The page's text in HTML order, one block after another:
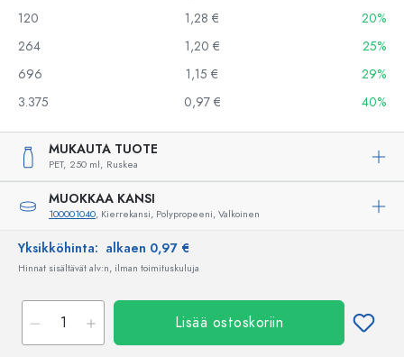
120
1,28 €
20%
264
1,20 €
25%
696
1,15 €
29%
3.375
0,97 € 40%
MUKAUTA TUOTE
PET, 250 ml, Ruskea
MUOKKAA KANSI
100001040, Kierrekansi, Polypropeeni, Valkoinen
Yksikköhinta: alkaen 0,97 €
Hinnat sisältävät alv:n, ilman toimituskuluja
Lisää ostoskoriin